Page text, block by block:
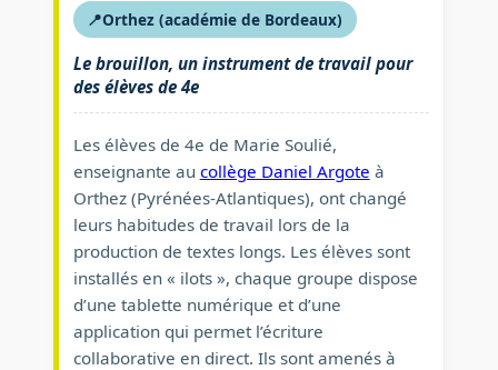
📍Orthez (académie de Bordeaux)
Le brouillon, un instrument de travail pour
des élèves de 4e
Les élèves de 4e de Marie Soulié,
enseignante au collège Daniel Argote à
Orthez (Pyrénées-Atlantiques), ont changé
leurs habitudes de travail lors de la
production de textes longs. Les élèves sont
installés en « ilots », chaque groupe dispose
d’une tablette numérique et d’une
application qui permet l’écriture
collaborative en direct. Ils sont amenés à